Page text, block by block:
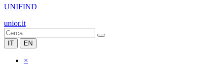
UNIFIND
unior.it
IT EN
×